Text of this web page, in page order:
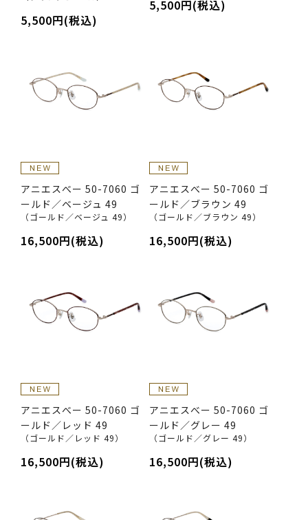
5,500円(税込)
5,500円(税込)
アニエスべー 50-7060 ゴ
ールド／ベージュ 49
（ゴールド／ベージュ 49）
16,500円(税込)
アニエスべー 50-7060 ゴ
ールド／ブラウン 49
（ゴールド／ブラウン 49）
16,500円(税込)
アニエスべー 50-7060 ゴ
ールド／レッド 49
（ゴールド／レッド 49）
16,500円(税込)
アニエスべー 50-7060 ゴ
ールド／グレー 49
（ゴールド／グレー 49）
16,500円(税込)